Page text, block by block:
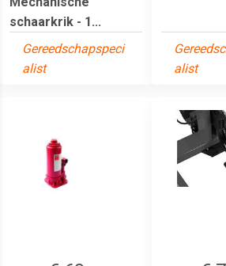
schaarkrik - 1...
Gereedschapspeci
alist
alist